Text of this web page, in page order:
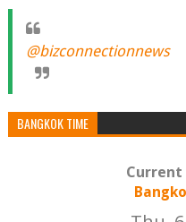
@bizconnectionnews
BANGKOK TIME
Current